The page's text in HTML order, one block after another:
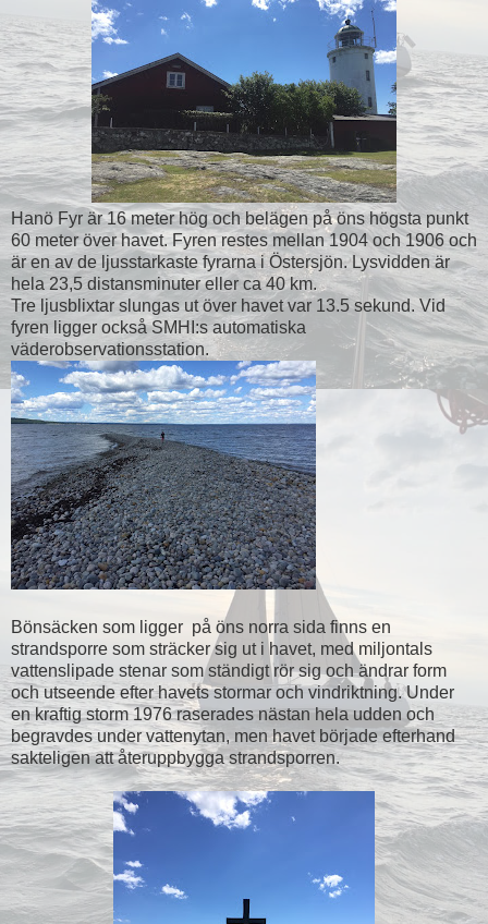
Hanö Fyr är 16 meter hög och belägen på öns högsta punkt
60 meter över havet. Fyren restes mellan 1904 och 1906 och
är en av de ljusstarkaste fyrarna i Östersjön. Lysvidden är
hela 23,5 distansminuter eller ca 40 km.
Tre ljusblixtar slungas ut över havet var 13.5 sekund. Vid
fyren ligger också SMHI:s automatiska
väderobservationsstation.
Bönsäcken som ligger på öns norra sida finns en
strandsporre som sträcker sig ut i havet, med miljontals
vattenslipade stenar som ständigt rör sig och ändrar form
och utseende efter havets stormar och vindriktning. Under
en kraftig storm 1976 raserades nästan hela udden och
begravdes under vattenytan, men havet började efterhand
sakteligen att återuppbygga strandsporren.